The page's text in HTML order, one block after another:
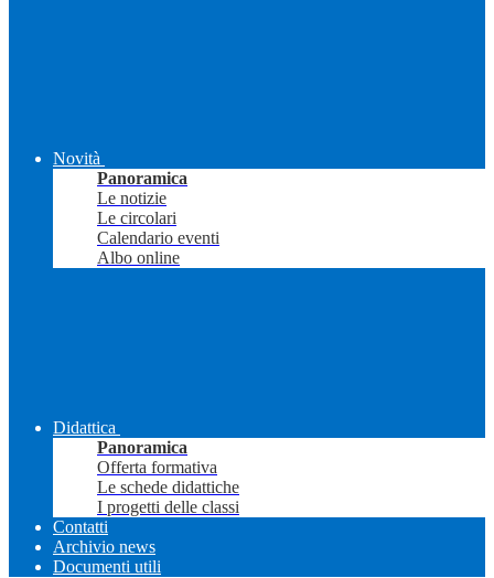
Novità
Panoramica
Le notizie
Le circolari
Calendario eventi
Albo online
Didattica
Panoramica
Offerta formativa
Le schede didattiche
I progetti delle classi
Contatti
Archivio news
Documenti utili